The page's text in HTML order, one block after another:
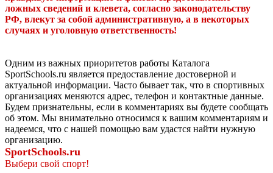
ложных сведений и клевета, согласно законодательству
РФ, влекут за собой административную, а в некоторых
случаях и уголовную ответственность!
Одним из важных приоритетов работы Каталога
SportSchools.ru является предоставление достоверной и
актуальной информации. Часто бывает так, что в спортивных
организациях меняются адрес, телефон и контактные данные.
Будем признательны, если в комментариях вы будете сообщать
об этом. Мы внимательно относимся к вашим комментариям и
надеемся, что с нашей помощью вам удастся найти нужную
организацию.
SportSchools.ru
Выбери свой спорт!